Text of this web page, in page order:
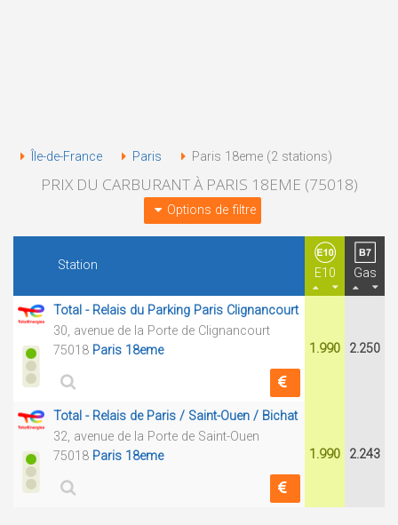
Île-de-France Paris Paris 18eme (2 stations)
PRIX DU CARBURANT À PARIS 18EME (75018)
Options de filtre
Station
E10 Gas
Total - Relais du Parking Paris Clignancourt
30, avenue de la Porte de Clignancourt
75018 Paris 18eme 1.990 2.250
Total - Relais de Paris / Saint-Ouen / Bichat
32, avenue de la Porte de Saint-Ouen
75018 Paris 18eme 1.990 2.243